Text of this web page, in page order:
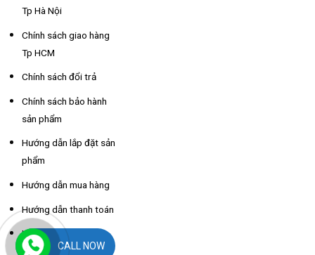
Tp Hà Nội
Chính sách giao hàng
Tp HCM
Chính sách đổi trả
Chính sách bảo hành
sản phẩm
Hướng dẫn lắp đặt sản
phẩm
Hướng dẫn mua hàng
Hướng dẫn thanh toán
Hỗ trợ thông tin nhà
xe các tỉnhCALL NOW